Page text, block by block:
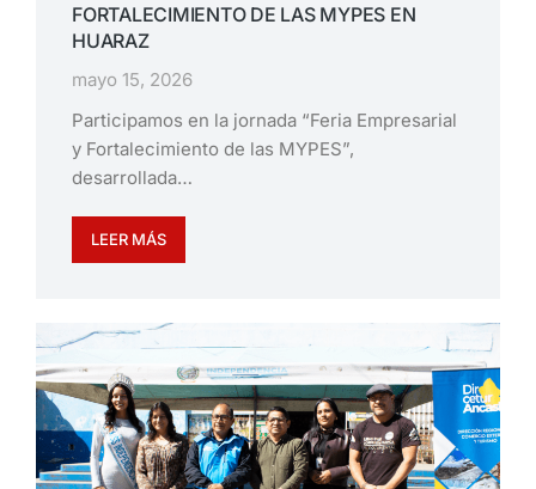
FORTALECIMIENTO DE LAS MYPES EN
HUARAZ
mayo 15, 2026
Participamos en la jornada “Feria Empresarial
y Fortalecimiento de las MYPES”,
desarrollada…
LEER MÁS